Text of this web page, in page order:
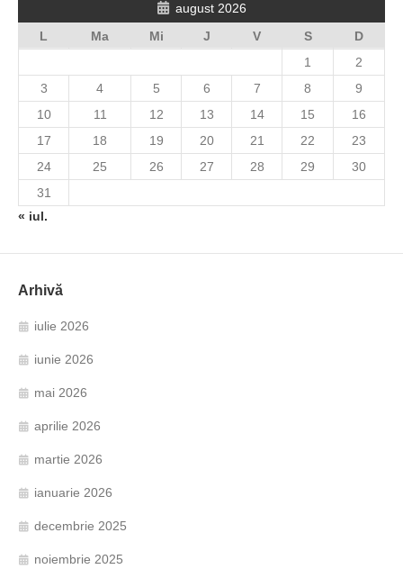
august 2026
L
Ma Mi J V S
D
1
2
3
4 5 6 7 8
9
10
11 12 13 14 15
16
17
18 19 20 21 22
23
24
25 26 27 28 29
30
31
« iul.
Arhivă
iulie 2026
iunie 2026
mai 2026
aprilie 2026
martie 2026
ianuarie 2026
decembrie 2025
noiembrie 2025